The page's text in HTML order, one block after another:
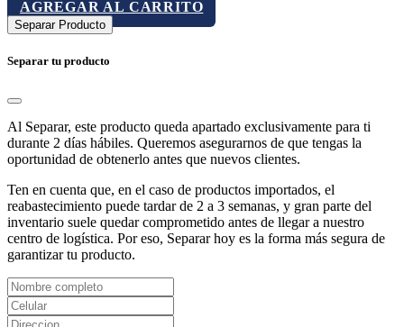
AGREGAR AL CARRITO
Separar Producto
Separar tu producto
Al Separar, este producto queda apartado exclusivamente para ti
durante 2 días hábiles. Queremos asegurarnos de que tengas la
oportunidad de obtenerlo antes que nuevos clientes.
Ten en cuenta que, en el caso de productos importados, el
reabastecimiento puede tardar de 2 a 3 semanas, y gran parte del
inventario suele quedar comprometido antes de llegar a nuestro
centro de logística. Por eso, Separar hoy es la forma más segura de
garantizar tu producto.